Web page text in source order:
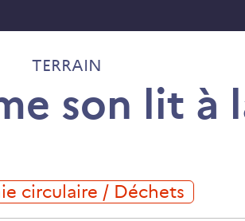
TERRAIN
son lit à
circulaire / Déchets